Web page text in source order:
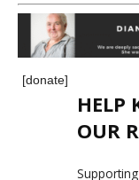
[donate]
HELP
OUR